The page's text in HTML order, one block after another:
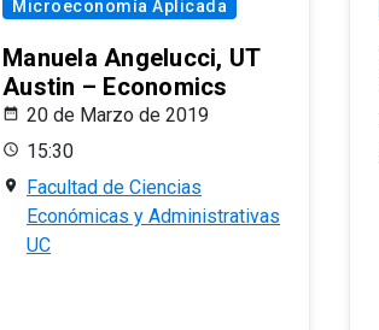
Microeconomía Aplicada
Manuela Angelucci, UT
Austin – Economics
20 de Marzo de 2019
15:30
Facultad de Ciencias
Económicas y Administrativas
UC